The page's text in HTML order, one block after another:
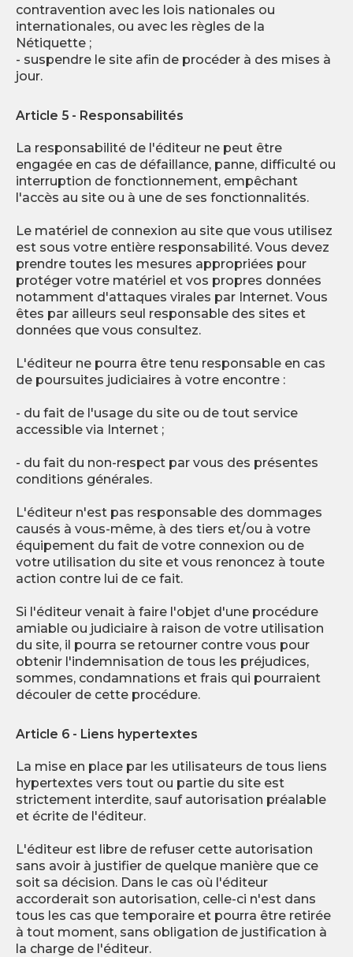
contravention avec les lois nationales ou
internationales, ou avec les règles de la
Nétiquette ;
- suspendre le site afin de procéder à des mises à
jour.
Article 5 - Responsabilités
La responsabilité de l'éditeur ne peut être
engagée en cas de défaillance, panne, difficulté ou
interruption de fonctionnement, empêchant
l'accès au site ou à une de ses fonctionnalités.
Le matériel de connexion au site que vous utilisez
est sous votre entière responsabilité. Vous devez
prendre toutes les mesures appropriées pour
protéger votre matériel et vos propres données
notamment d'attaques virales par Internet. Vous
êtes par ailleurs seul responsable des sites et
données que vous consultez.
L'éditeur ne pourra être tenu responsable en cas
de poursuites judiciaires à votre encontre :
- du fait de l'usage du site ou de tout service
accessible via Internet ;
- du fait du non-respect par vous des présentes
conditions générales.
L'éditeur n'est pas responsable des dommages
causés à vous-même, à des tiers et/ou à votre
équipement du fait de votre connexion ou de
votre utilisation du site et vous renoncez à toute
action contre lui de ce fait.
Si l'éditeur venait à faire l'objet d'une procédure
amiable ou judiciaire à raison de votre utilisation
du site, il pourra se retourner contre vous pour
obtenir l'indemnisation de tous les préjudices,
sommes, condamnations et frais qui pourraient
découler de cette procédure.
Article 6 - Liens hypertextes
La mise en place par les utilisateurs de tous liens
hypertextes vers tout ou partie du site est
strictement interdite, sauf autorisation préalable
et écrite de l'éditeur.
L'éditeur est libre de refuser cette autorisation
sans avoir à justifier de quelque manière que ce
soit sa décision. Dans le cas où l'éditeur
accorderait son autorisation, celle-ci n'est dans
tous les cas que temporaire et pourra être retirée
à tout moment, sans obligation de justification à
la charge de l'éditeur.